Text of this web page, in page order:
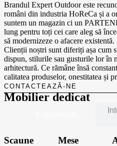
Brandul Expert Outdoor este
români din industria HoReCa și a
suntem un magazin ci un
lung pentru toți cei care aleg să
să modernizeze o afacere existentă.
Clienții noștri sunt diferiți așa cum
dispun, stilurile sau gusturile lor în
arhitectură. Ce rămâne însă
calitatea produselor, onestitatea și
CONTACTEAZĂ-NE
Mobilierdedicat
Scaune Mese